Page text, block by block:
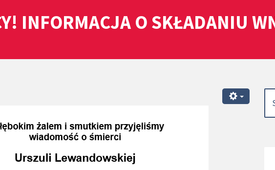
INFORMACJA O SKŁADANIU